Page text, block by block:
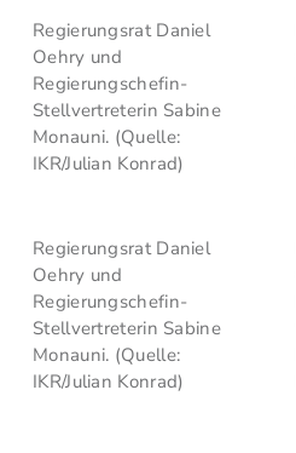
Regierungsrat Daniel
Oehry und
Regierungschefin-
Stellvertreterin Sabine
Monauni. (Quelle:
IKR/Julian Konrad)
Regierungsrat Daniel
Oehry und
Regierungschefin-
Stellvertreterin Sabine
Monauni. (Quelle:
IKR/Julian Konrad)